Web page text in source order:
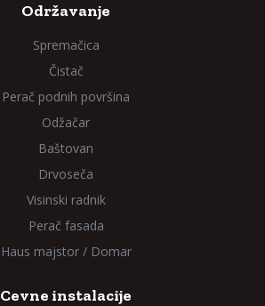
Održavanje
Spremačica
Čistač
Perač podnih površina
Odžačar
Baštovan
Drvoseča
Visinski radnik
Perač fasada
Haus majstor / Domar
Cevne instalacije